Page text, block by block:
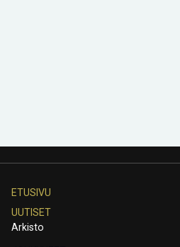
ETUSIVU
UUTISET
Arkisto